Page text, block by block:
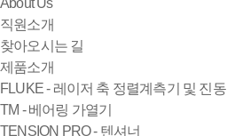
About Us
직원소개
찾아오시는 길
제품소개
FLUKE - 레이저 축 정렬계측기 및 진동
TM - 베어링 가열기
TENSION PRO - 텐셔너